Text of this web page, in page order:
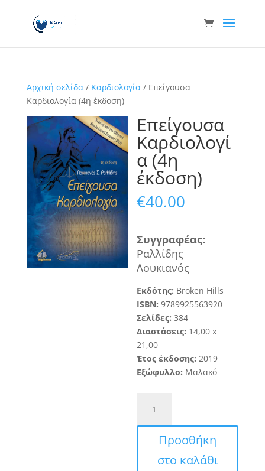
Αρχική σελίδα/ Καρδιολογία/ Επείγουσα
Καρδιολογία (4η έκδοση)
Επείγουσα
Καρδιολογί
α (4η
έκδοση)
€40.00
Συγγραφέας:
Ραλλίδης
Λουκιανός
Εκδότης: Broken Hills
ISBN:9789925563920
Σελίδες:384
Διαστάσεις: 14,00 x
21,00
Έτος έκδοσης:2019
Εξώφυλλο: Μαλακό
Καρδιολογία
(4η
έκδοση)Προσθήκη
στο καλάθι